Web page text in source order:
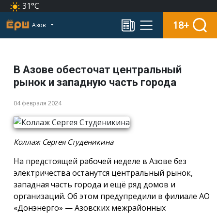
31°C
Азов 18+
В Азове обесточат центральный
рынок и западную часть города
04 февраля 2024
Коллаж Сергея Студеникина
На предстоящей рабочей неделе в Азове без
электричества останутся центральный рынок,
западная часть города и ещё ряд домов и
организаций. Об этом предупредили в филиале АО
«Донэнерго» — Азовских межрайонных